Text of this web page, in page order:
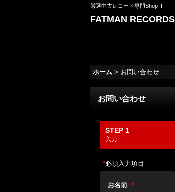
厳選中古レコード専門Shop !!
FATMAN RECORDS
ホーム > お問い合わせ
お問い合わせ
STEP 1
入力
*必須入力項目
お名前 *